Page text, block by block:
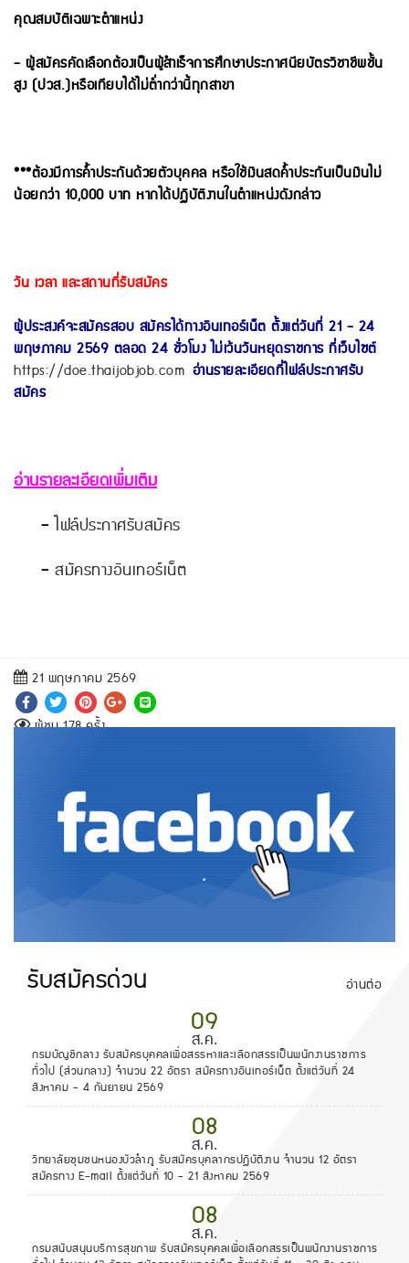
คุณสมบัติเฉพาะตำแหน่ง
- ผู้สมัครคัดเลือกต้องเป็นผู้สำเร็จการศึกษาประกาศนียบัตรวิชาชีพชั้น
สูง (ปวส.)หรือเทียบได้ไม่ต่ำกว่านี้ทุกสาขา
***ต้องมีการค้ำประกันด้วยตัวบุคคล หรือใช้เงินสดค้ำประกันเป็นเงินไม่
น้อยกว่า 10,000 บาท หากได้ปฏิบัติงานในตำแหน่งดังกล่าว
วัน เวลา และสถานที่รับสมัคร
ผู้ประสงค์จะสมัครสอบ สมัครได้ทางอินเทอร์เน็ต ตั้งแต่วันที่ 21 - 24
พฤษภาคม 2569 ตลอด 24 ชั่วโมง ไม่เว้นวันหยุดราชการ ที่เว็บไซต์
https://doe.thaijobjob.com อ่านรายละเอียดที่ไฟล์ประกาศรับ
สมัคร
อ่านรายละเอียดเพิ่มเติม
-ไฟล์ประกาศรับสมัคร
- สมัครทางอินเทอร์เน็ต
21 พฤษภาคม 2569
ผู้ชม 178 ครั้ง
.
รับสมัครด่วน อ่านต่อ
09
ส.ค.
กรมบัญชีกลาง รับสมัครบุคคลเพื่อสรรหาและเลือกสรรเป็นพนักงานราชการ
ทั่วไป (ส่วนกลาง) จำนวน 22 อัตรา สมัครทางอินเทอร์เน็ต ตั้งแต่วันที่ 24
สิงหาคม - 4 กันยายน 2569
08
ส.ค.
วิทยาลัยชุมชนหนองบัวลำภู รับสมัครบุคลากรปฏิบัติงาน จำนวน 12 อัตรา
สมัครทาง E-mail ตั้งแต่วันที่ 10 - 21 สิงหาคม 2569
08
ส.ค.
กรมสนับสนุนบริการสุขภาพ รับสมัครบุคคลเพื่อเลือกสรรเป็นพนักงานราชการ